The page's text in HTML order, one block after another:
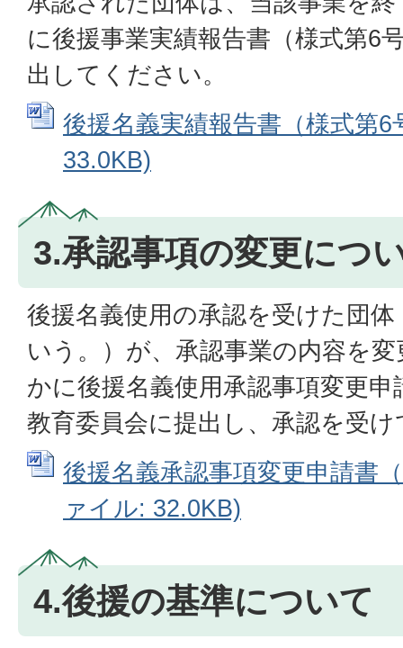
に後援事業実績報告書（様式第6
出してください。
後援名義実績報告書（様式第
33.0KB)
3.承認事項の変更につ
後援名義使用の承認を受けた団
いう。）が、承認事業の内容を
かに後援名義使用承認事項変更
教育委員会に提出し、承認を受
後援名義承認事項変更申請書
ァイル: 32.0KB)
4.後援の基準について